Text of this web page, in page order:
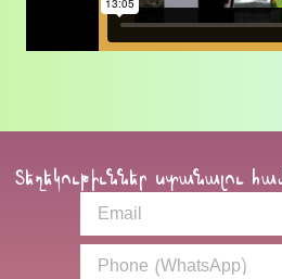
Տեղեկութիւններ ստանալու